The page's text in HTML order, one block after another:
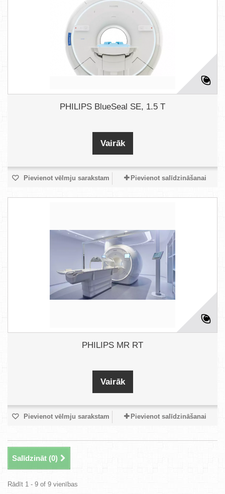
PHILIPS BlueSeal SE, 1.5 T
Vairāk
Pievienot vēlmju sarakstam Pievienot salīdzināšanai
PHILIPS MR RT
Vairāk
Pievienot vēlmju sarakstam Pievienot salīdzināšanai
Salīdzināt (0)
Rādīt 1 - 9 of 9 vienības